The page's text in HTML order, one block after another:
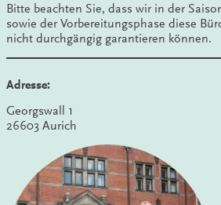
Bitte beachten Sie, dass wir in der
sowie der Vorbereitungsphase diese
nicht durchgängig garantieren können.
Adresse:
Georgswall 1
26603 Aurich